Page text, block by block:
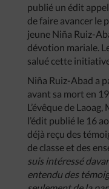
publié un édit
de faire avancer le
jeune Niña Ruiz-
dévotion mariale.
salué cette
Niña Ruiz-Abad a
avant sa mort en
L’évêque de
l’édit publié le 16
déjà reçu des
de classe et des
suis intéressé
entendu des